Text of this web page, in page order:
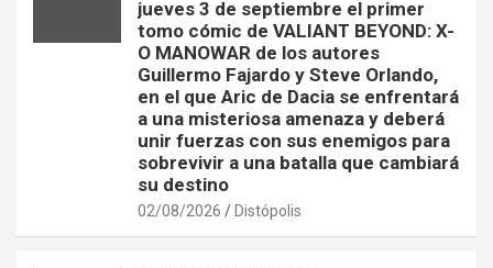
jueves 3 de septiembre el primer
tomo cómic de VALIANT BEYOND: X-
O MANOWAR de los autores
Guillermo Fajardo y Steve Orlando,
en el que Aric de Dacia se enfrentará
a una misteriosa amenaza y deberá
unir fuerzas con sus enemigos para
sobrevivir a una batalla que cambiará
su destino
02/08/2026 Distópolis